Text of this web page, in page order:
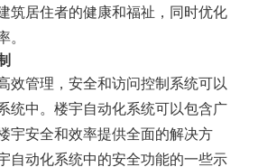
筑居住者的健康和福祉，同时优化
效管理，安全和访问控制系统可以
统中。楼宇自动化系统可以包含广
宇安全和效率提供全面的解决方
自动化系统中的安全功能的一些示